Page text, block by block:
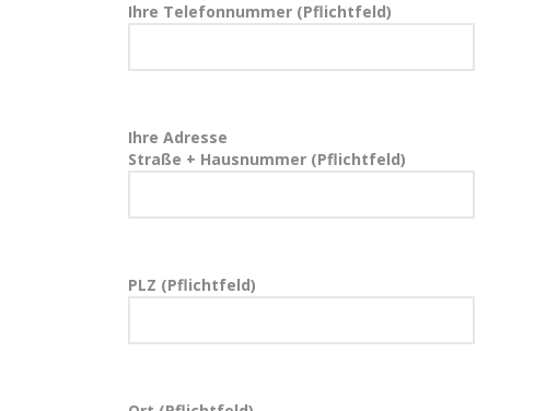
Ihre Telefonnummer (Pflichtfeld)
Ihre Adresse
Straße + Hausnummer (Pflichtfeld)
PLZ (Pflichtfeld)